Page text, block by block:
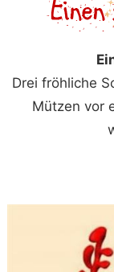
Drei fröhliche
Mützen vor